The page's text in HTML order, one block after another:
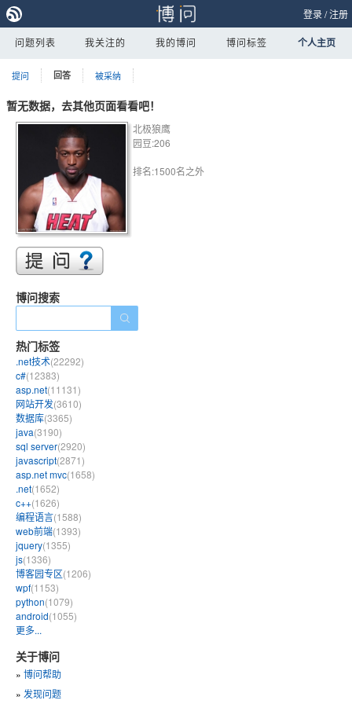
登录/注册
问题列表 我关注的 我的博问 博问标签 个人主页
提问 回答 被采纳
暂无数据，去其他页面看看吧！
北极狼鹰
园豆:206
排名:1500名之外
博问搜索
热门标签
.net技术(22292)
c#(12383)
asp.net(11131)
网站开发(3610)
数据库(3365)
java(3190)
sql server(2920)
javascript(2871)
asp.net mvc(1658)
.net(1652)
c++(1626)
编程语言(1588)
web前端(1393)
jquery(1355)
js(1336)
博客园专区(1206)
wpf(1153)
python(1079)
android(1055)
更多...
关于博问
» 博问帮助
» 发现问题